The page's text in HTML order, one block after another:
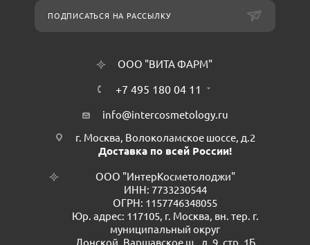
ПОДПИСАТЬСЯ НА РАССЫЛКУ
ООО "ВИТА ФАРМ"
+7 495 180 04 11
info@intercosmetology.ru
г. Москва, Волоколамское шоссе, д.2
Доставка по всей России!
ООО "ИнтерКосметолоджи"
ИНН: 7733230544
ОГРН: 1157746348055
Юр. адрес: 117105, г. Москва, вн. тер. г.
муниципальный округ
Донской, Варшавское ш., д. 9, стр. 1Б